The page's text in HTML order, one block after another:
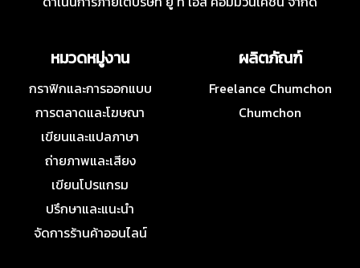
หมวดหมู่งาน
กราฟิกและการออกแบบ
การตลาดและโฆษณา
เขียนและแปลภาษา
ถ่ายภาพและเสียง
เขียนโปรแกรม
ปรึกษาและแนะนำ
จัดการร้านค้าออนไลน์
ผลิตภัณฑ์
Freelance Chumchon
Chumchon